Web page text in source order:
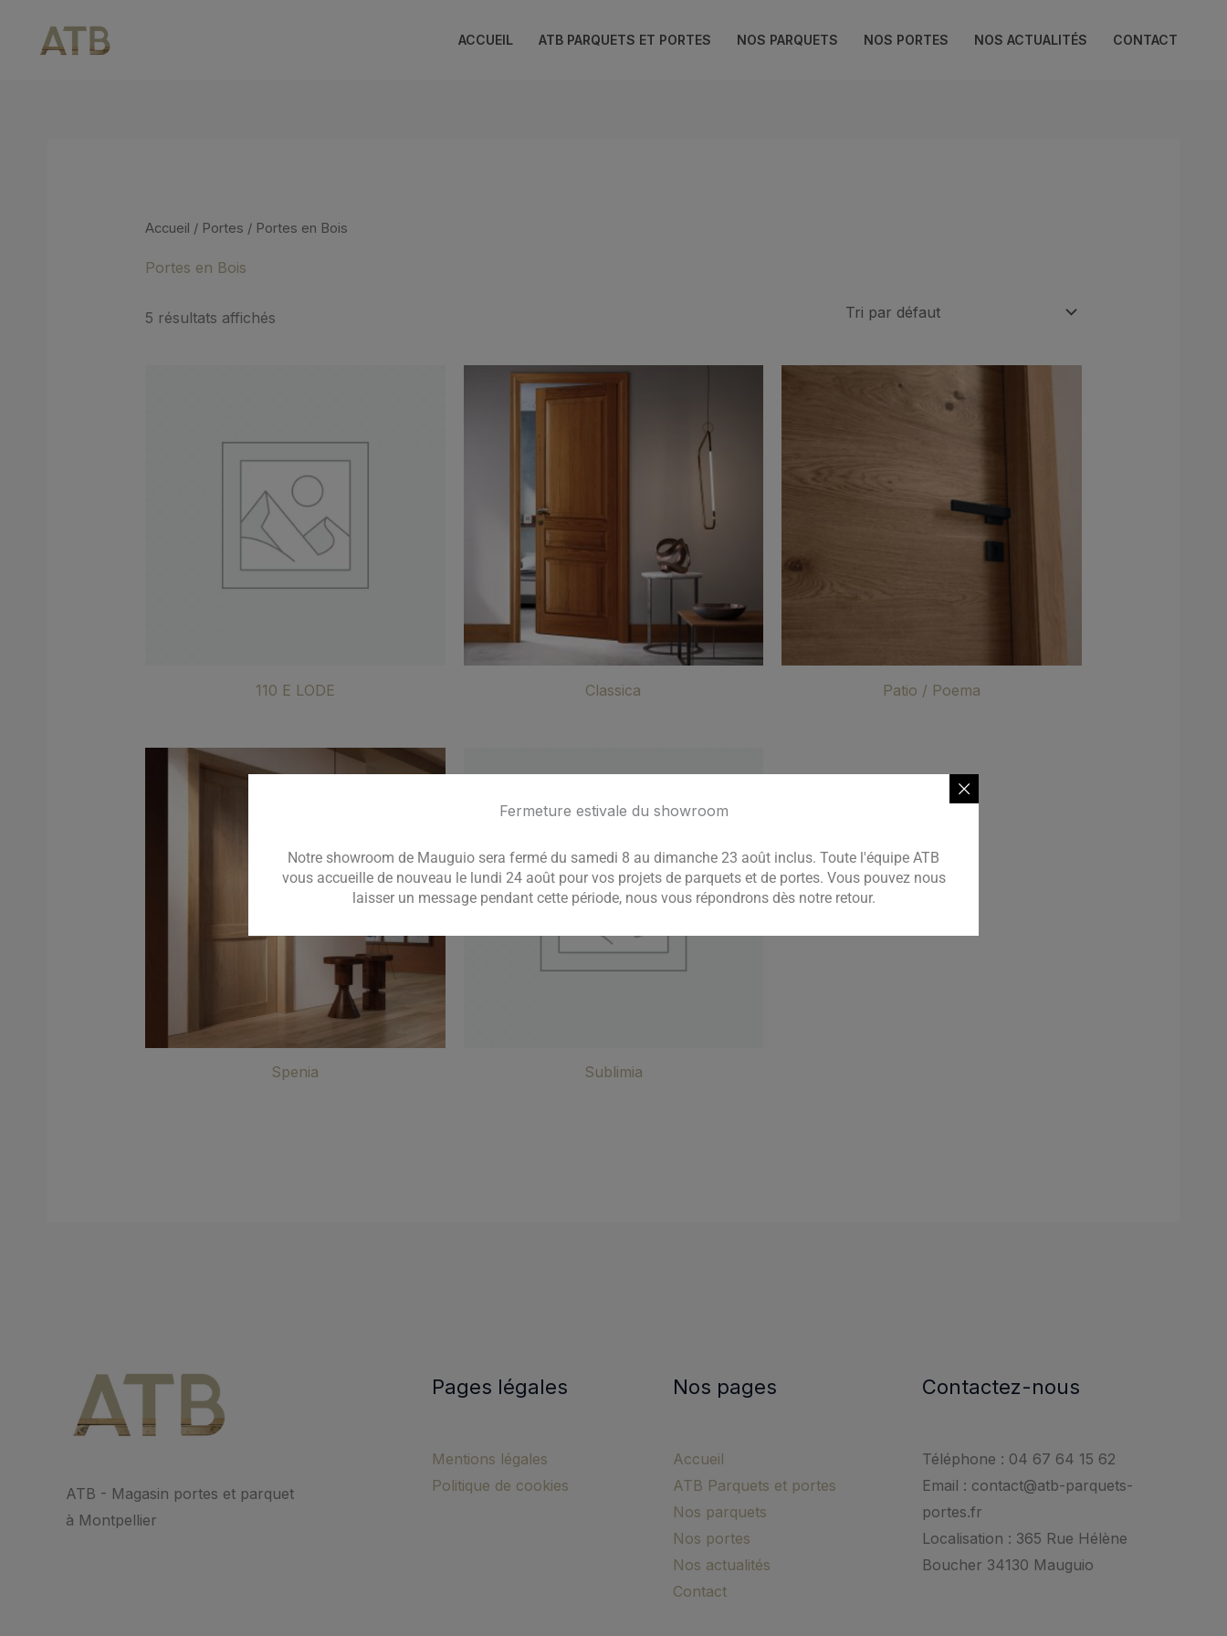
ACCUEIL ATB PARQUETS ET PORTES NOS PARQUETS NOS PORTES NOS ACTUALITÉS CONTACT
Accueil / Portes / Portes en Bois
Portes en Bois
5 résultats affichés
110 E LODE Classica Patio / Poema
Spenia Sublimia
ATB - Magasin portes et parquet
à Montpellier
Pages légales
Mentions légales
Politique de cookies
Nos pages
Accueil
ATB Parquets et portes
Nos parquets
Nos portes
Nos actualités
Contact
Contactez-nous
Téléphone : 04 67 64 15 62
Email : contact@atb-parquets-
portes.fr
Localisation : 365 Rue Hélène
Boucher 34130 Mauguio
Fermeture estivale du showroom
Notre showroom de Mauguio sera fermé du samedi 8 au dimanche 23 août inclus. Toute l'équipe ATB
vous accueille de nouveau le lundi 24 août pour vos projets de parquets et de portes. Vous pouvez nous
laisser un message pendant cette période, nous vous répondrons dès notre retour.